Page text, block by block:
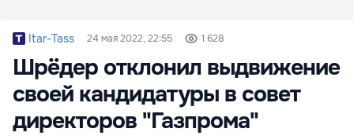
Itar-Tass 24 мая 2022, 22:55 1 628
Шрёдер отклонил выдвижение
своей кандидатуры в совет
директоров "Газпрома"